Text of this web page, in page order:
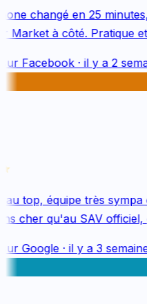
changé en 25
à côté. Pratique et
Facebook· il y a 2
top, équipe très sympa
cher qu'au SAV officiel,
Google· il y a 3 semaines